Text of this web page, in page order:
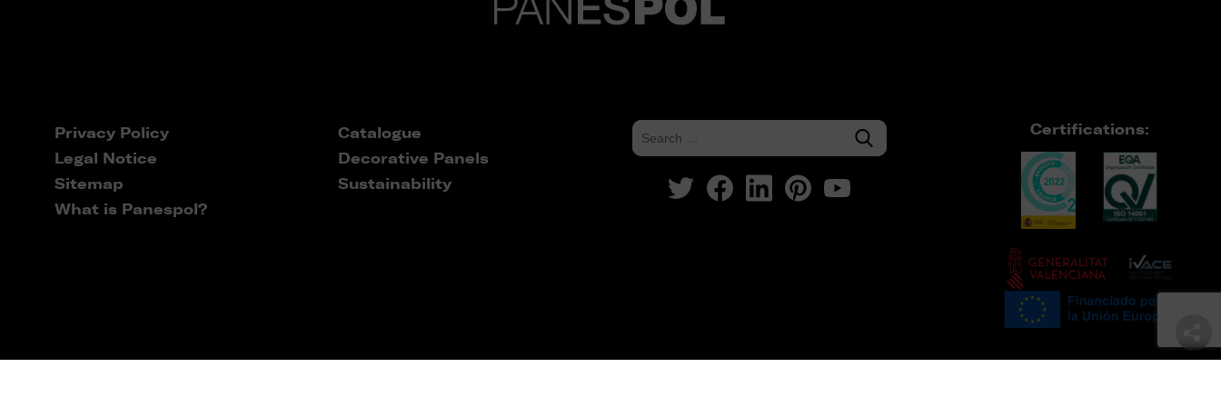
Privacy Policy
Legal Notice
Sitemap
What is Panespol?
Catalogue
Decorative Panels
Sustainability
Certifications: